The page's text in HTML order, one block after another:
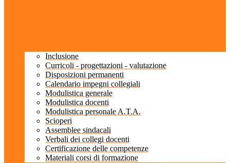
Inclusione
Curricoli - progettazioni - valutazione
Disposizioni permanenti
Calendario impegni collegiali
Modulistica generale
Modulistica docenti
Modulistica personale A.T.A.
Scioperi
Assemblee sindacali
Verbali dei collegi docenti
Certificazione delle competenze
Materiali corsi di formazione